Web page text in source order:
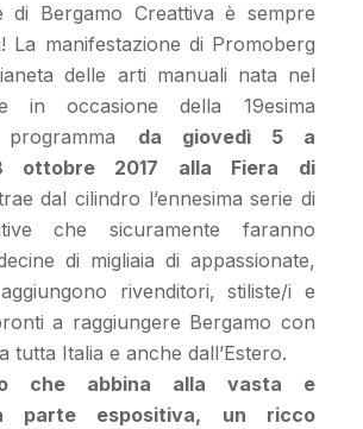
di Bergamo Creattiva è sempre
La manifestazione di Promoberg
delle arti manuali nata nel
in occasione della 19esima
da giovedì 5 a
ottobre 2017 alla Fiera di
dal cilindro l’ennesima serie di
che sicuramente faranno
di migliaia di appassionate,
rivenditori, stiliste/i e
a raggiungere Bergamo con
tutta Italia e anche dall’Estero.
che abbina alla vasta e
parte espositiva, un ricco